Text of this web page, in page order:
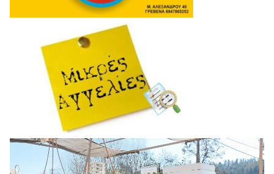
Πρόγραμμα
Αναπαραγωγής